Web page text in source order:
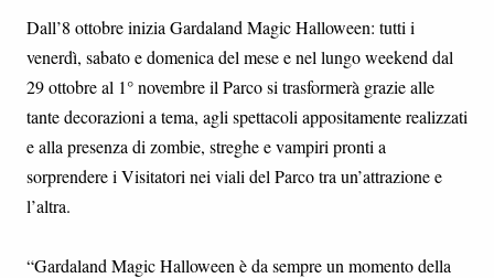
Dall’8 ottobre inizia Gardaland Magic Halloween: tutti i
venerdì, sabato e domenica del mese e nel lungo weekend dal
29 ottobre al 1° novembre il Parco si trasformerà grazie alle
tante decorazioni a tema, agli spettacoli appositamente realizzati
e alla presenza di zombie, streghe e vampiri pronti a
sorprendere i Visitatori nei viali del Parco tra un’attrazione e
l’altra.
“Gardaland Magic Halloween è da sempre un momento della